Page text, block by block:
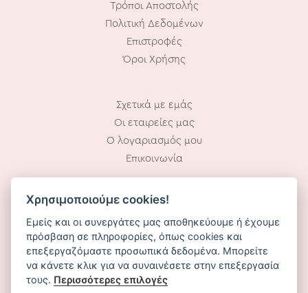
Τρόποι Αποστολής
Πολιτική Δεδομένων
Επιστροφές
Όροι Χρήσης
Σχετικά με εμάς
Οι εταιρείες μας
Ο λογαριασμός μου
Επικοινωνία
Ωράριο Λειτουργίας:
Δευ – Παρ: 10.00 – 18.00
Χρησιμοποιούμε cookies!
Εμείς και οι συνεργάτες μας αποθηκεύουμε ή έχουμε
πρόσβαση σε πληροφορίες, όπως cookies και
επεξεργαζόμαστε προσωπικά δεδομένα. Μπορείτε
να κάνετε κλικ για να συναινέσετε στην επεξεργασία
τους. Περισσότερες επιλογές